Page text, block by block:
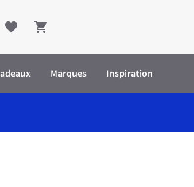
Shopping cart
Marques Inspiration